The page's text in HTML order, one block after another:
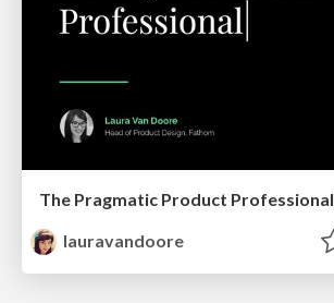
The Pragmatic Product Professional
lauravandoore